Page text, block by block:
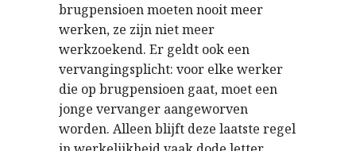
brugpensioen moeten nooit meer
werken, ze zijn niet meer
werkzoekend. Er geldt ook een
vervangingsplicht: voor elke werker
die op brugpensioen gaat, moet een
jonge vervanger aangeworven
worden. Alleen blijft deze laatste regel